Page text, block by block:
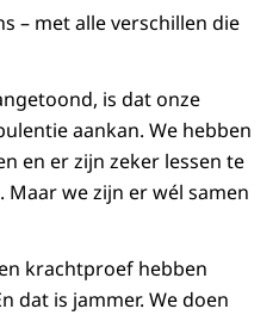
– met alle verschillen die
is dat onze
aankan. We hebben
en er zijn zeker lessen te
we zijn er wél samen
krachtproef hebben
dat is jammer. We doen